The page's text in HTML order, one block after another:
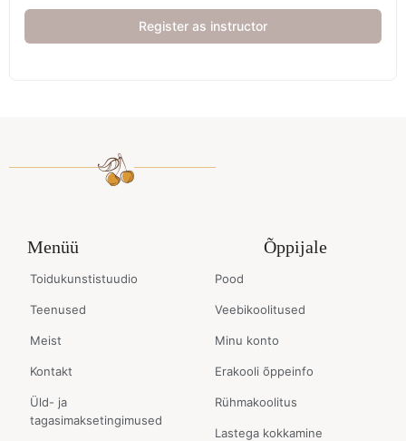
Register as instructor
Menüü
Toidukunstistuudio
Teenused
Meist
Kontakt
Üld- ja
tagasimaksetingimused
Õppijale
Pood
Veebikoolitused
Minu konto
Erakooli õppeinfo
Rühmakoolitus
Lastega kokkamine